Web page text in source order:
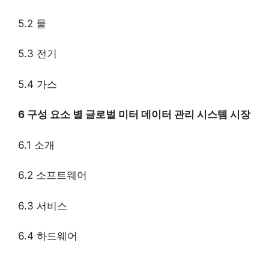
5.2 물
5.3 전기
5.4 가스
6 구성 요소 별 글로벌 미터 데이터 관리 시스템 시장
6.1 소개
6.2 소프트웨어
6.3 서비스
6.4 하드웨어